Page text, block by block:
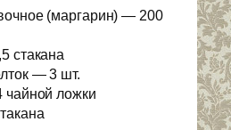
(маргарин) — 200
стакана
— 3 шт.
ложки